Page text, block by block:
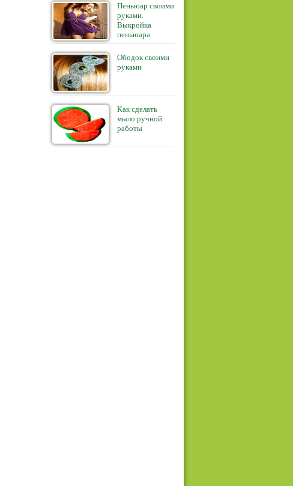
Пеньюар своими
руками.
Выкройка
пеньюара.
Ободок своими
руками
Как сделать
мыло ручной
работы